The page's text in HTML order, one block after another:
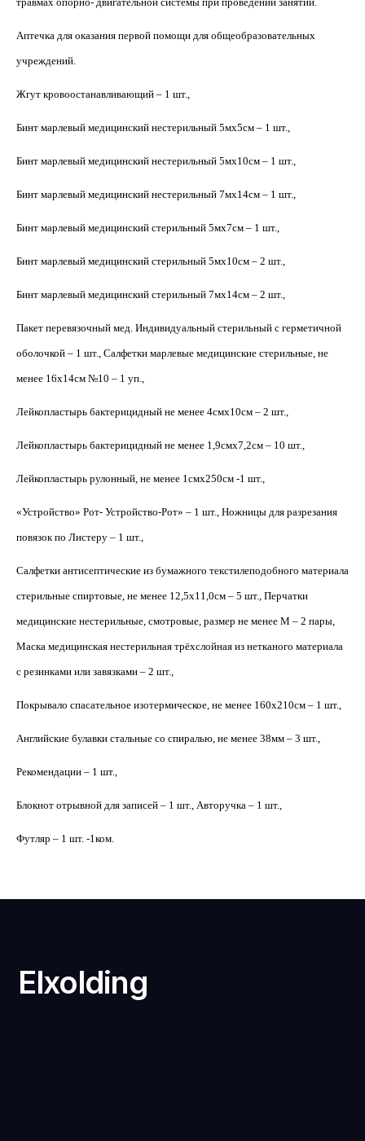
Наборы
реактивов
Влажные
препараты в
пластиковом
блоке
Коллекции
Гербарии
Микропрепараты
Наборы
реактивов
Аптечка для оказания первой помощи для общеобразовательных
учреждений.
Жгут кровоостанавливающий – 1 шт.,
Бинт марлевый медицинский нестерильный 5мх5см – 1 шт.,
Бинт марлевый медицинский нестерильный 5мх10см – 1 шт.,
Бинт марлевый медицинский нестерильный 7мх14см – 1 шт.,
Бинт марлевый медицинский стерильный 5мх7см – 1 шт.,
Бинт марлевый медицинский стерильный 5мх10см – 2 шт.,
Бинт марлевый медицинский стерильный 7мх14см – 2 шт.,
Пакет перевязочный мед. Индивидуальный стерильный с герметичной
оболочкой – 1 шт., Салфетки марлевые медицинские стерильные, не
менее 16х14см №10 – 1 уп.,
Лейкопластырь бактерицидный не менее 4смх10см – 2 шт.,
Лейкопластырь бактерицидный не менее 1,9смх7,2см – 10 шт.,
Лейкопластырь рулонный, не менее 1смх250см -1 шт.,
«Устройство» Рот- Устройство-Рот» – 1 шт., Ножницы для разрезания
повязок по Листеру – 1 шт.,
Салфетки антисептические из бумажного текстилеподобного материала
стерильные спиртовые, не менее 12,5х11,0см – 5 шт., Перчатки
медицинские нестерильные, смотровые, размер не менее М – 2 пары,
Маска медицинская нестерильная трёхслойная из нетканого материала
с резинками или завязками – 2 шт.,
Покрывало спасательное изотермическое, не менее 160х210см – 1 шт.,
Английские булавки стальные со спиралью, не менее 38мм – 3 шт.,
Рекомендации – 1 шт.,
Блокнот отрывной для записей – 1 шт., Авторучка – 1 шт.,
Футляр – 1 шт. -1ком.
Elxolding